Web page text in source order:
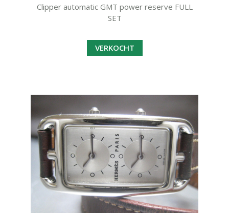
Clipper automatic GMT power reserve FULL
SET
VERKOCHT